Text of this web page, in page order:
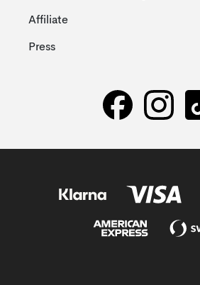
Affiliate
Press